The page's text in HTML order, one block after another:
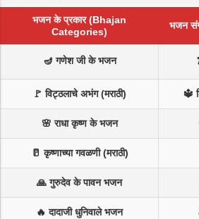
भजन के प्रकार (Bhajan
Categories)
भजन
🪔 गणेश जी के भजन
🚩 विट्ठलाचे अभंग (मराठी) 🔱
🌸 राधा कृष्ण के भजन
🥛 कृष्णाच्या गवळणी (मराठी)
🙏 गुरुदेव के पावन भजन
🔥 दादाजी धुनिवाले भजन